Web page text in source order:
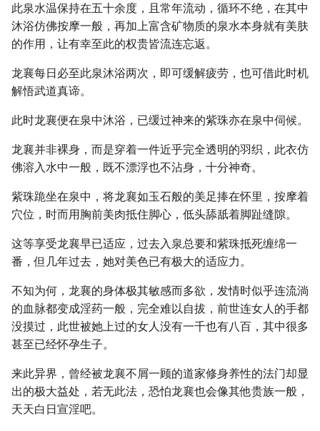
此泉水温保持在五十余度，且常年流动，循环不绝，在其中
沐浴仿佛按摩一般，再加上富含矿物质的泉水本身就有美肤
的作用，让有幸至此的权贵皆流连忘返。
龙襄每日必至此泉沐浴两次，即可缓解疲劳，也可借此时机
解悟武道真谛。
此时龙襄便在泉中沐浴，已缓过神来的紫珠亦在泉中伺候。
龙襄并非裸身，而是穿着一件近乎完全透明的羽织，此衣仿
佛溶入水中一般，既不漂浮也不沾身，十分神奇。
紫珠跪坐在泉中，将龙襄如玉石般的美足捧在怀里，按摩着
穴位，时而用胸前美肉抵住脚心，低头舔舐着脚趾缝隙。
这等享受龙襄早已适应，过去入泉总要和紫珠抵死缠绵一
番，但几年过去，她对美色已有极大的适应力。
不知为何，龙襄的身体极其敏感而多欲，发情时似乎连流淌
的血脉都变成淫药一般，完全难以自拔，前世连女人的手都
没摸过，此世被她上过的女人没有一千也有八百，其中很多
甚至已经怀孕生子。
来此异界，曾经被龙襄不屑一顾的道家修身养性的法门却显
出的极大益处，若无此法，恐怕龙襄也会像其他贵族一般，
天天白日宣淫吧。